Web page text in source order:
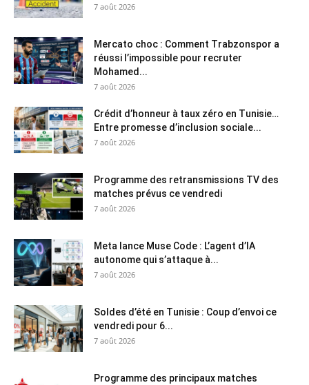
7 août 2026
Mercato choc : Comment Trabzonspor a
réussi l’impossible pour recruter
Mohamed...
7 août 2026
Crédit d’honneur à taux zéro en Tunisie…
Entre promesse d’inclusion sociale...
7 août 2026
Programme des retransmissions TV des
matches prévus ce vendredi
7 août 2026
Meta lance Muse Code : L’agent d’IA
autonome qui s’attaque à...
7 août 2026
Soldes d’été en Tunisie : Coup d’envoi ce
vendredi pour 6...
7 août 2026
Programme des principaux matches